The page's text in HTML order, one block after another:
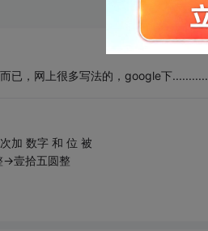
已，网上很多写法的，google下...........
加 数字 和 位 被
>壹拾五圆整